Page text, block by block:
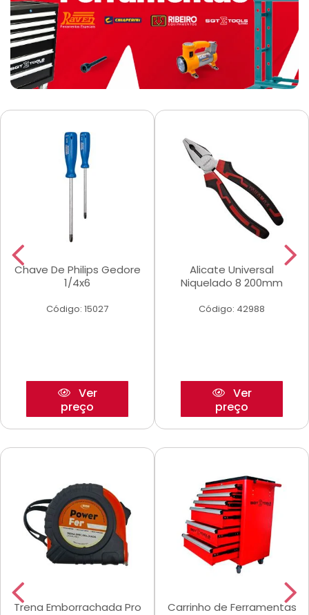
Chave De Philips Gedore
1/4x6
Código: 15027
Ver
preço
Alicate Universal
Niquelado 8 200mm
Código: 42988
Ver
preço
Trena Emborrachada Pro
Carrinho de Ferramentas